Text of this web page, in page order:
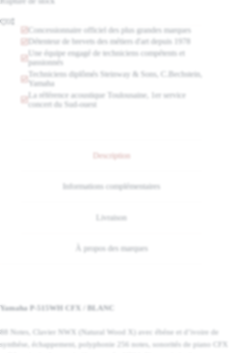
Concessionnaire officiel des plus grandes marques
Détenteur de brevets des métiers d'art depuis 1978
Une équipe engagé de techniciens compétents et
passionnés
Techniciens diplômés Steinway & Sons, C.Bechstein,
Yamaha
La référence acoustique Toulousaine, 1er service
concert du Sud-ouest
Description
Informations complémentaires
Livraison
À propos des marques
Yamaha P-515WH CFX / BLANC
88 Notes, Clavier NWX (Natural Wood X) avec ébéne et d’ivoire de
synthése, échappement, polyphonie 256 notes, sonorités de piano CFX